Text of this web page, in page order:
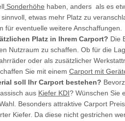
Sonderhöhe haben, anders als es
etwas mehr Platz zu
für eventuelle weitere Anschaffungen.
Platz in Ihrem Carport? Die
Nutzraum zu schaffen. Ob für die
oder als zusätzlicher
Sie mit einem Carport mit
soll Ihr Carport bestehen?
aus Kiefer KDI? Wünschen Sie
Besonders attraktive Carport
Kiefer. Da diese nicht gestrichen